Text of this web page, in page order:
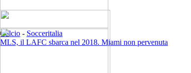
Calcio - Socceritalia
MLS, il LAFC sbarca nel 2018. Miami non pervenuta